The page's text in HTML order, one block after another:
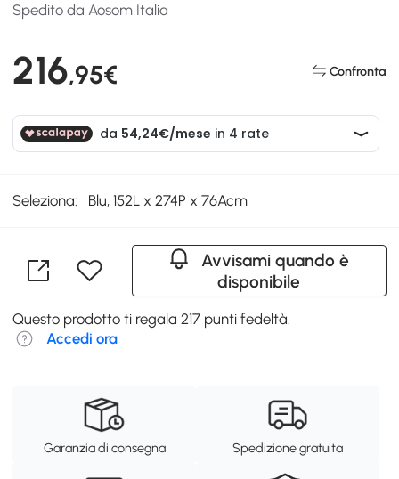
Spedito da Aosom Italia
216,95€ Confronta
Seleziona: Blu, 152L x 274P x 76Acm
Avvisami quando è
disponibile
Questo prodotto ti regala 217 punti fedeltà.
Accedi ora
Garanzia di consegna Spedizione gratuita